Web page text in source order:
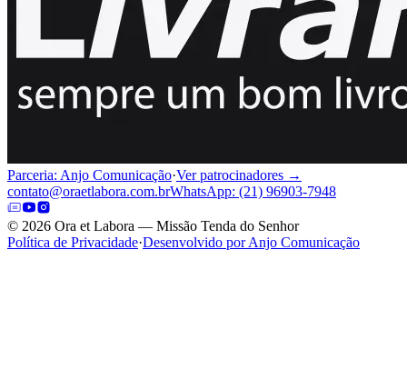
Parceria: Anjo Comunicação·Ver patrocinadores →
contato@oraetlabora.com.brWhatsApp: (21) 96903-7948
© 2026 Ora et Labora — Missão Tenda do Senhor
Política de Privacidade·Desenvolvido por Anjo Comunicação